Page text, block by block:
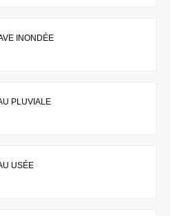
INONDÉE
PLUVIALE
USÉE